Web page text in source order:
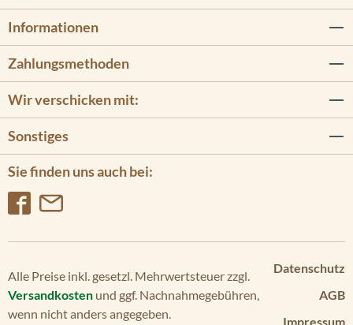
Informationen
Sie finden uns auch bei:
Zahlungsmethoden
Wir verschicken mit:
Sonstiges
Datenschutz
AGB
Impressum
Alle Preise inkl. gesetzl. Mehrwertsteuer zzgl.
Versandkosten und ggf. Nachnahmegebühren,
wenn nicht anders angegeben.